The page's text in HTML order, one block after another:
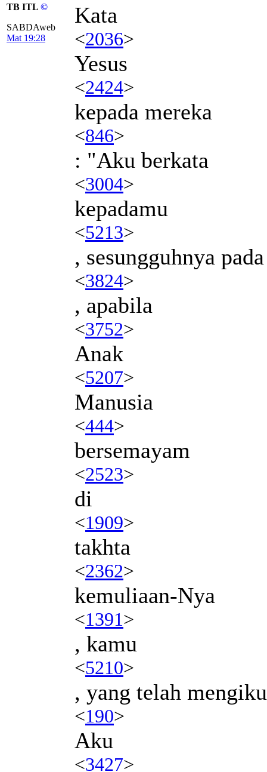
TB ITL ©
SABDAweb
Mat 19:28
Kata
<2036>
Yesus
<2424>
kepada mereka
<846>
: "Aku berkata
<3004>
kepadamu
<5213>
, sesungguhnya
<3824>
, apabila
<3752>
Anak
<5207>
Manusia
<444>
bersemayam
<2523>
di
<1909>
takhta
<2362>
kemuliaan-Nya
<1391>
, kamu
<5210>
, yang telah
<190>
Aku
<3427>